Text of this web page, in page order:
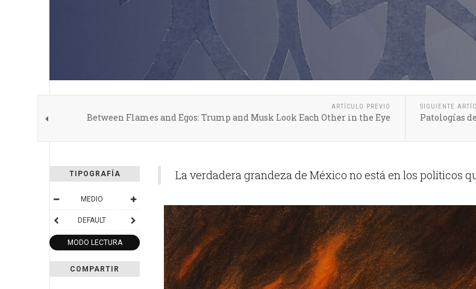
ARTÍCULO PREVIO
Between Flames and Egos: Trump and Musk Look Each Other in the Eye
SIGUIENTE
Patologías
TIPOGRAFÍA
MEDIO
DEFAULT
MODO LECTURA
COMPARTIR
La verdadera grandeza de México no está en los políticos